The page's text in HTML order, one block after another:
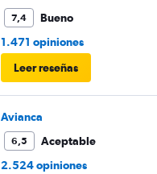
7,4
Bueno
1.471 opiniones
Leer reseñas
Avianca
6,5
Aceptable
2.524 opiniones